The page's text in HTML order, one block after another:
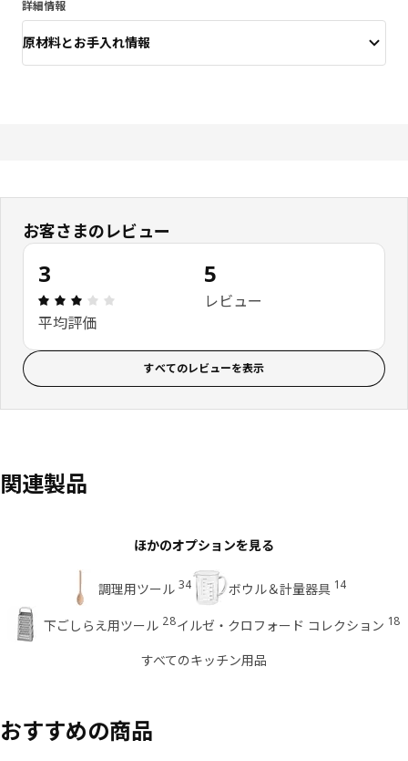
詳細情報
原材料とお手入れ情報
お客さまのレビュー
3
レビュー: 3 5 星の数 総レビュー: 5
平均評価
5
レビュー
すべてのレビューを表示
関連製品
ほかのオプションを見る
調理用ツール 34 ボウル＆計量器具 14
下ごしらえ用ツール 28イルゼ・クロフォード コレクション 18
すべてのキッチン用品
おすすめの商品